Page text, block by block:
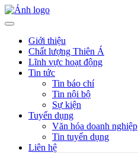
Giới thiệu
Chất lượng Thiên Á
Lĩnh vực hoạt động
Tin tức
Tin báo chí
Tin nội bộ
Sự kiện
Tuyển dụng
Văn hóa doanh nghiệp
Tin tuyển dụng
Liên hệ